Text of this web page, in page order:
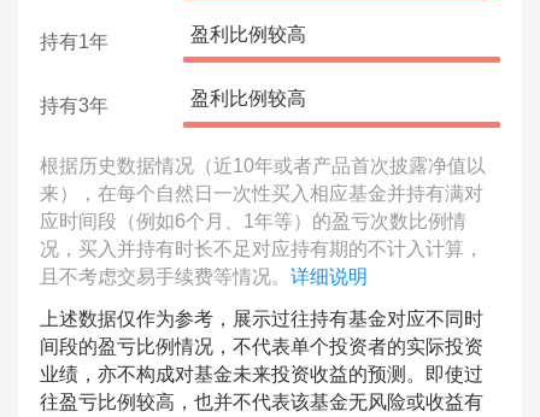
持有1年 盈利比例较高
持有3年 盈利比例较高
根据历史数据情况（近10年或者产品首次披露净值以
来），在每个自然日一次性买入相应基金并持有满对
应时间段（例如6个月、1年等）的盈亏次数比例情
况，买入并持有时长不足对应持有期的不计入计算，
且不考虑交易手续费等情况。 详细说明
上述数据仅作为参考，展示过往持有基金对应不同时
间段的盈亏比例情况，不代表单个投资者的实际投资
业绩，亦不构成对基金未来投资收益的预测。即使过
往盈亏比例较高，也并不代表该基金无风险或收益有